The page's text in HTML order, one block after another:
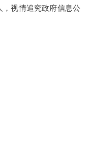
，视情追究政府信息公